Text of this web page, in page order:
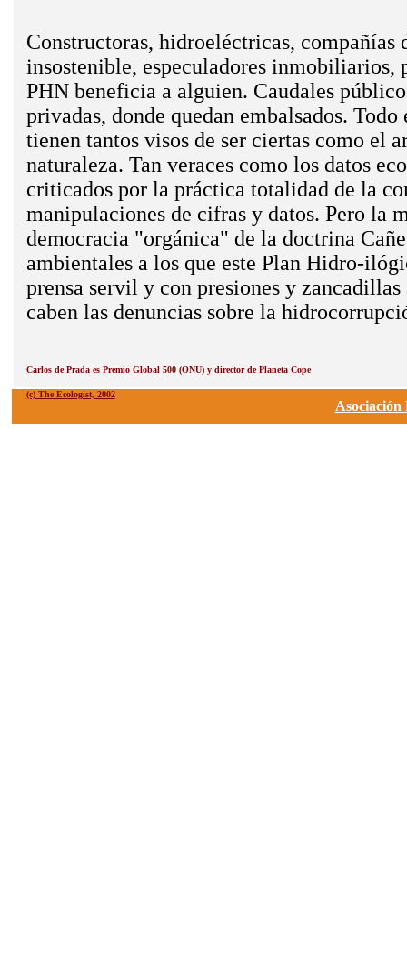
Constructoras, hidroeléctricas, compañías
insostenible, especuladores
PHN beneficia a alguien. Caudales
privadas, donde quedan embalsados.
tienen tantos visos de ser ciertas como el
naturaleza. Tan veraces como los datos
criticados por la práctica totalidad de la
manipulaciones de cifras y datos. Pero la
democracia "orgánica" de la doctrina
ambientales a los que este Plan Hidro-
prensa servil y con presiones y
caben las denuncias sobre la
Carlos de Prada es Premio Global 500 (ONU) y director de Planeta Cope
(c) The Ecologist, 2002